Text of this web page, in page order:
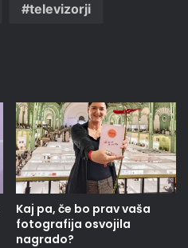
televizorji
Kaj pa, če bo prav vaša
fotografija osvojila
nagrado?